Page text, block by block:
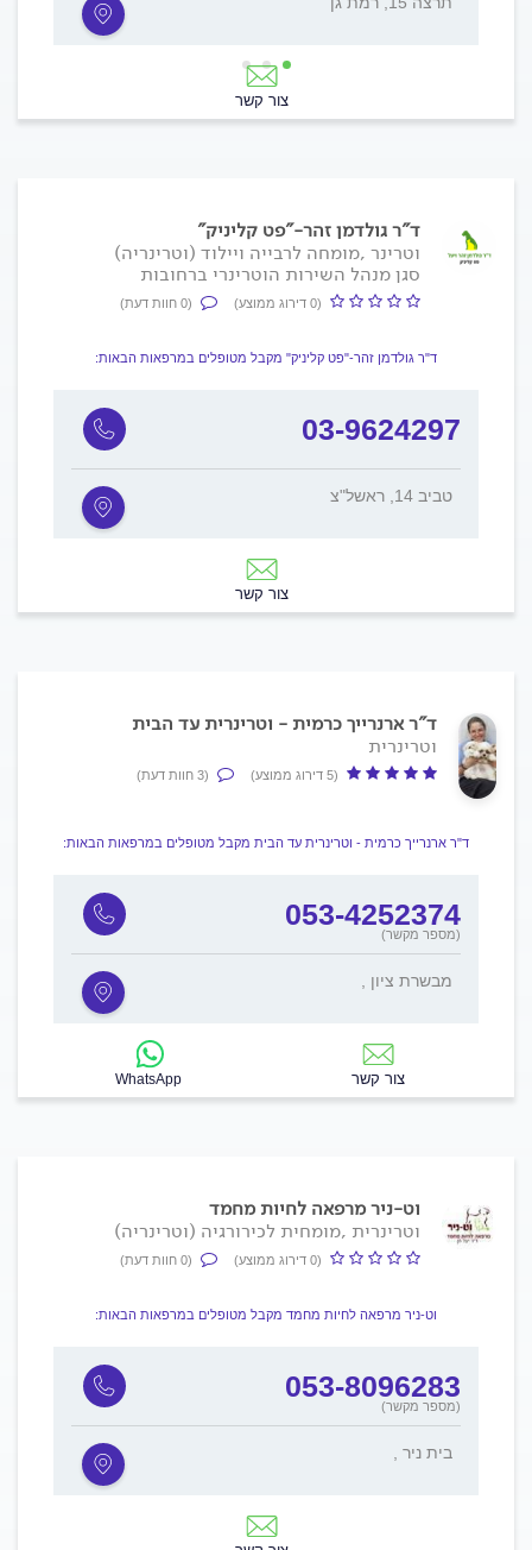
צור קשר
ד"ר גולדמן זהר-"פט קליניק"
וטרינר ,מומחה לרבייה ויילוד (וטרינריה)
סגן מנהל השירות הוטרינרי ברחובות
(0 דירוג ממוצע) (0 חוות דעת)
ד"ר גולדמן זהר-"פט קליניק" מקבל מטופלים במרפאות הבאות:
03-9624297
טביב 14, ראשל"צ
צור קשר
ד"ר ארנרייך כרמית - וטרינרית עד הבית
וטרינרית
(5 דירוג ממוצע) (3 חוות דעת)
ד"ר ארנרייך כרמית - וטרינרית עד הבית מקבל מטופלים במרפאות הבאות:
053-4252374
(מספר מקשר)
, מבשרת ציון
צור קשר WhatsApp
וט-ניר מרפאה לחיות מחמד
וטרינרית ,מומחית לכירורגיה (וטרינריה)
(0 דירוג ממוצע) (0 חוות דעת)
וט-ניר מרפאה לחיות מחמד מקבל מטופלים במרפאות הבאות:
053-8096283
(מספר מקשר)
, בית ניר